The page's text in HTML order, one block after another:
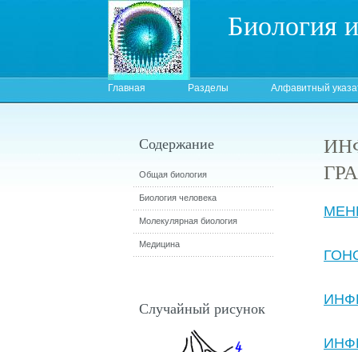
Биология
Главная Разделы Алфавитный
Содержание
Общая биология
Биология человека
Молекулярная биология
Медицина
Случайный рисунок